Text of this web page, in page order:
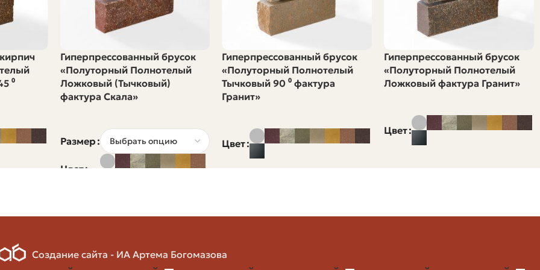
кирпич нужен для реконструкции городов и частного строительства. Транспорт делает кирпич дороже,
на долговечность и удобство использования кирпича. Основные параметры:
⁰
Гиперпрессованный брусок
«Полуторный Полнотелый
Ложковый (Тычковый)
фактура Скала»
Размер
Цвет
Гиперпрессованный брусок
«Полуторный Полнотелый
Тычковый 90 ⁰ фактура
Гранит»
Цвет
Гиперпрессованный брусок
«Полуторный Полнотелый
Ложковый фактура Гранит»
Цвет
Создание сайта - ИА Артема Богомазова